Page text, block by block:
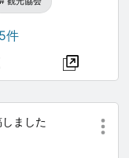
件
ました